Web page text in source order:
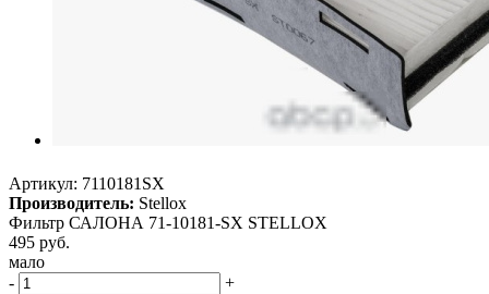
Артикул: 7110181SX
Производитель: Stellox
Фильтр САЛОНА 71-10181-SX STELLOX
495 руб.
мало
-
+